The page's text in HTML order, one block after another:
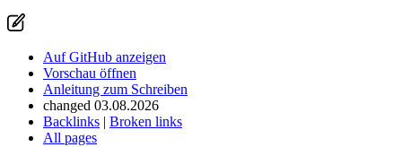
Auf GitHub anzeigen
Vorschau öffnen
Anleitung zum Schreiben
changed 03.08.2026
Backlinks | Broken links
All pages